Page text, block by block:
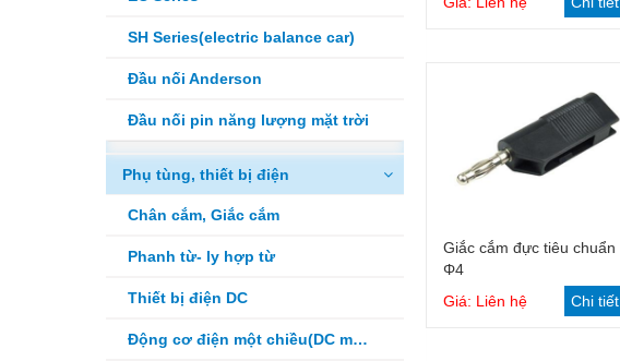
Giỏ hàng
Giắc cắm đực tiêu chuẩn
Φ4
Giá: Liên hệ
Chi tiết
SH Series(electric balance car)
Đầu nối Anderson
Đầu nối pin năng lượng mặt trời
Phụ tùng, thiết bị điện
Chân cắm, Giắc cắm
Phanh từ- ly hợp từ
Thiết bị điện DC
Động cơ điện một chiều(DC motor)